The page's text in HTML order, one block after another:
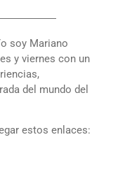
soy Mariano
y viernes con un
del mundo del
estos enlaces: